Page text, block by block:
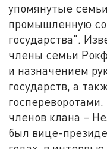
упомянутые
промышленную
государства".
члены семьи
и назначением
государств, а
членов клана –
был вице-